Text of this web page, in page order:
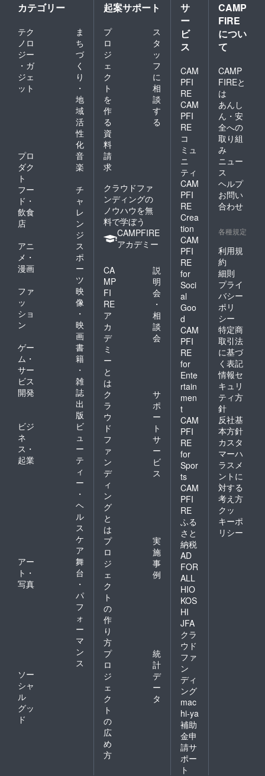
カテゴリー
テク
ノロ
ジー
・ガ
ジェ
ット
ま
ち
づ
く
り
・
地
域
活
性
化
プロ
ダク
ト
音
楽
フー
ド・
飲食
店
チ
ャ
レ
ン
ジ
アニ
メ・
漫画
ス
ポ
ー
ツ
ファ
ッ
ショ
ン
映
像
・
映
画
ゲー
ム・
サー
ビス
開発
書
籍
・
雑
誌
出
版
ビジ
ネ
ス・
起業
ビ
ュ
ー
テ
ィ
ー
・
ヘ
ル
ス
ケ
ア
アー
ト・
写真
舞
台
・
パ
フ
ォ
ー
マ
ン
ス
ソー
シャ
ル
グッ
ド
起案サポート
プ
ロ
ジ
ェ
ク
ト
を
作
る
ス
タ
ッ
フ
に
相
談
す
る
資
料
請
求
クラウドファ
ンディングの
ノウハウを無
料で学ぼう
CAMPFIRE
アカデミー
CA
MP
FI
RE
ア
カ
デ
ミ
ー
と
は
説
明
会
・
相
談
会
ク
ラ
ウ
ド
フ
ァ
ン
デ
ィ
ン
グ
と
は
サ
ポ
ー
ト
サ
ー
ビ
ス
プ
ロ
ジ
ェ
ク
ト
の
作
り
方
実
施
事
例
プ
ロ
ジ
ェ
ク
ト
の
広
め
方
統
計
デ
ー
タ
サ
ー
ビ
ス
CAM
PFI
RE
CAM
PFI
RE
コ
ミュ
ニ
ティ
CAM
PFI
RE
Crea
tion
CAM
PFI
RE
for
Soci
al
Goo
d
CAM
PFI
RE
for
Ente
rtain
men
t
CAM
PFI
RE
for
Spor
ts
CAM
PFI
RE
ふる
さと
納税
AD
FOR
ALL
HIO
KOS
HI
JFA
クラ
ウド
ファ
ン
ディ
ング
mac
hi-ya
補助
金申
請サ
ポー
ト
CAMP
FIRE
につい
て
CAMP
FIREと
は
あんし
ん・安
全への
取り組
み
ニュー
ス
ヘルプ
お問い
合わせ
各種規定
利用規
約
細則
プライ
バシー
ポリ
シー
特定商
取引法
に基づ
く表記
情報セ
キュリ
ティ方
針
反社基
本方針
カスタ
マーハ
ラスメ
ントに
対する
考え方
クッ
キーポ
リシー